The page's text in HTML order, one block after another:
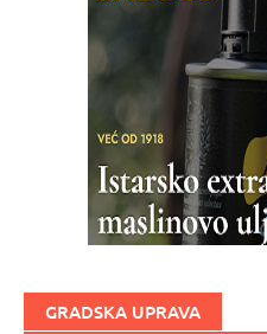
GRADSKA UPRAVA